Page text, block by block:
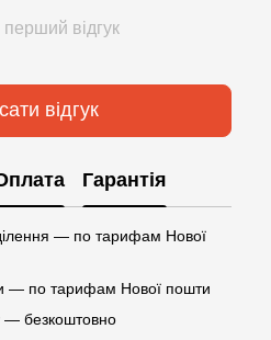
відгук
відгук
Гарантія
— по тарифам Нової
— по тарифам Нової пошти
— безкоштовно